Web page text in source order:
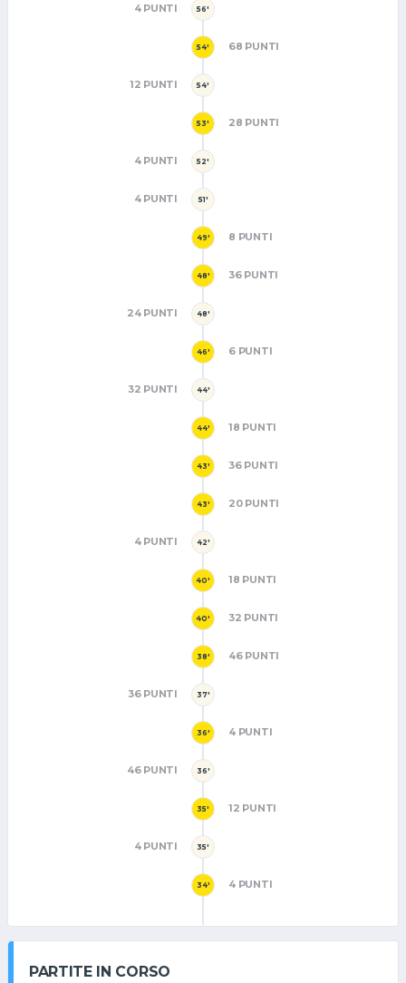
56'
4 PUNTI
54' 68 PUNTI
54'
12 PUNTI
53' 28 PUNTI
52'
4 PUNTI
51'
4 PUNTI
49' 8 PUNTI
48' 36 PUNTI
48'
24 PUNTI
46' 6 PUNTI
44'
32 PUNTI
44' 18 PUNTI
43' 36 PUNTI
43' 20 PUNTI
42'
4 PUNTI
40' 18 PUNTI
40' 32 PUNTI
38' 46 PUNTI
37'
36 PUNTI
36' 4 PUNTI
36'
46 PUNTI
35' 12 PUNTI
35'
4 PUNTI
34' 4 PUNTI
PARTITE IN CORSO